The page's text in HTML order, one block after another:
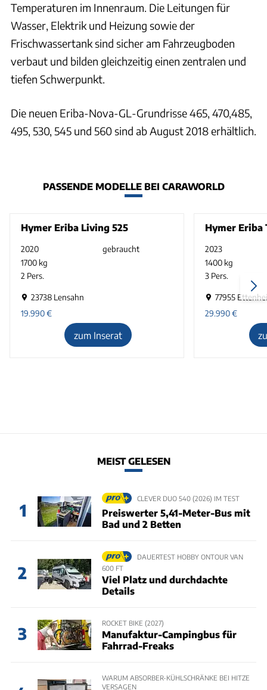
Temperaturen im Innenraum. Die Leitungen für
Wasser, Elektrik und Heizung sowie der
Frischwassertank sind sicher am Fahrzeugboden
verbaut und bilden gleichzeitig einen zentralen und
tiefen Schwerpunkt.
Die neuen Eriba-Nova-GL-Grundrisse 465, 470,485,
495, 530, 545 und 560 sind ab August 2018 erhältlich.
PASSENDE MODELLE BEI CARAWORLD
Hymer Eriba Living 525
2020
gebraucht
1700 kg
2 Pers.
23738 Lensahn
19.990€
zum Inserat
Hymer Eriba
2023
1400 kg
3 Pers.
77955
29.990€
MEIST GELESEN
1
CLEVER DUO 540 (2026) IM TEST
Preiswerter 5,41-Meter-Bus mit
Bad und 2 Betten
2
DAUERTEST HOBBY ONTOUR VAN
600 FT
Viel Platz und durchdachte
Details
3
ROCKET BIKE (2027)
Manufaktur-Campingbus für
Fahrrad-Freaks
WARUM ABSORBER-KÜHLSCHRÄNKE BEI HITZE
VERSAGEN